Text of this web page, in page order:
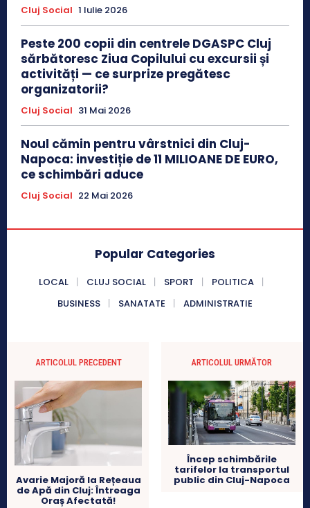
Cluj Social 1 Iulie 2026
Peste 200 copii din centrele DGASPC Cluj
sărbătoresc Ziua Copilului cu excursii și
activități — ce surprize pregătesc
organizatorii?
Cluj Social 31 Mai 2026
Noul cămin pentru vârstnici din Cluj-
Napoca: investiție de 11 MILIOANE DE EURO,
ce schimbări aduce
Cluj Social 22 Mai 2026
Popular Categories
LOCAL CLUJ SOCIAL SPORT
POLITICA
BUSINESS
SANATATE ADMINISTRATIE
ARTICOLUL PRECEDENT
Avarie Majoră la Rețeaua
de Apă din Cluj: Întreaga
Oraș Afectată!
ARTICOLUL URMĂTOR
Încep schimbările
tarifelor la transportul
public din Cluj-Napoca